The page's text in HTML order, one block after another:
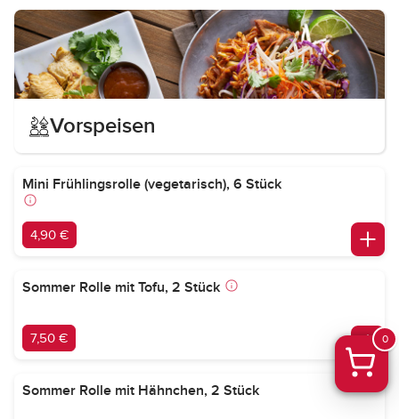
Vorspeisen
Mini Frühlingsrolle (vegetarisch), 6 Stück
4,90 €
Sommer Rolle mit Tofu, 2 Stück
7,50 €
Sommer Rolle mit Hähnchen, 2 Stück
0